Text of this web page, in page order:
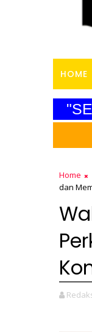
HOME
Home
dan